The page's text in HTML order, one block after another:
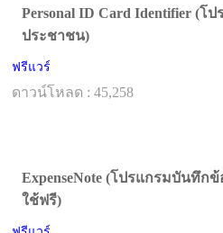
Personal ID Card Identifier (โ
ประชาชน)
ฟรีแวร์
ดาวน์โหลด : 45,258
ExpenseNote (โปรแกรมบันทึก
ใช้ฟรี)